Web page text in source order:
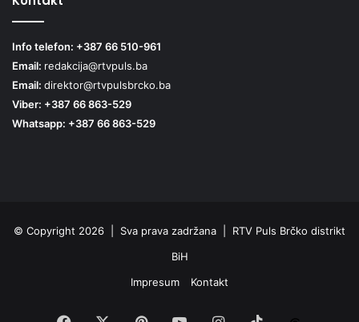
Info telefon: +387 66 510-961
Email: redakcija@rtvpuls.ba
Email: direktor@rtvpulsbrcko.ba
Viber: +387 66 863-529
Whatsapp: +387 66 863-529
© Copyright 2026 | Sva prava zadržana | RTV Puls Brčko distrikt
BiH
Impresum
Kontakt